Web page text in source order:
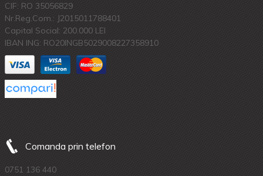
CIF: RO 35056829
Nr.Reg.Com.: J2015011788401
Capital Social: 200.000 LEI
IBAN ING: RO20INGB5029008227358910
Comanda prin telefon
0751 136 440